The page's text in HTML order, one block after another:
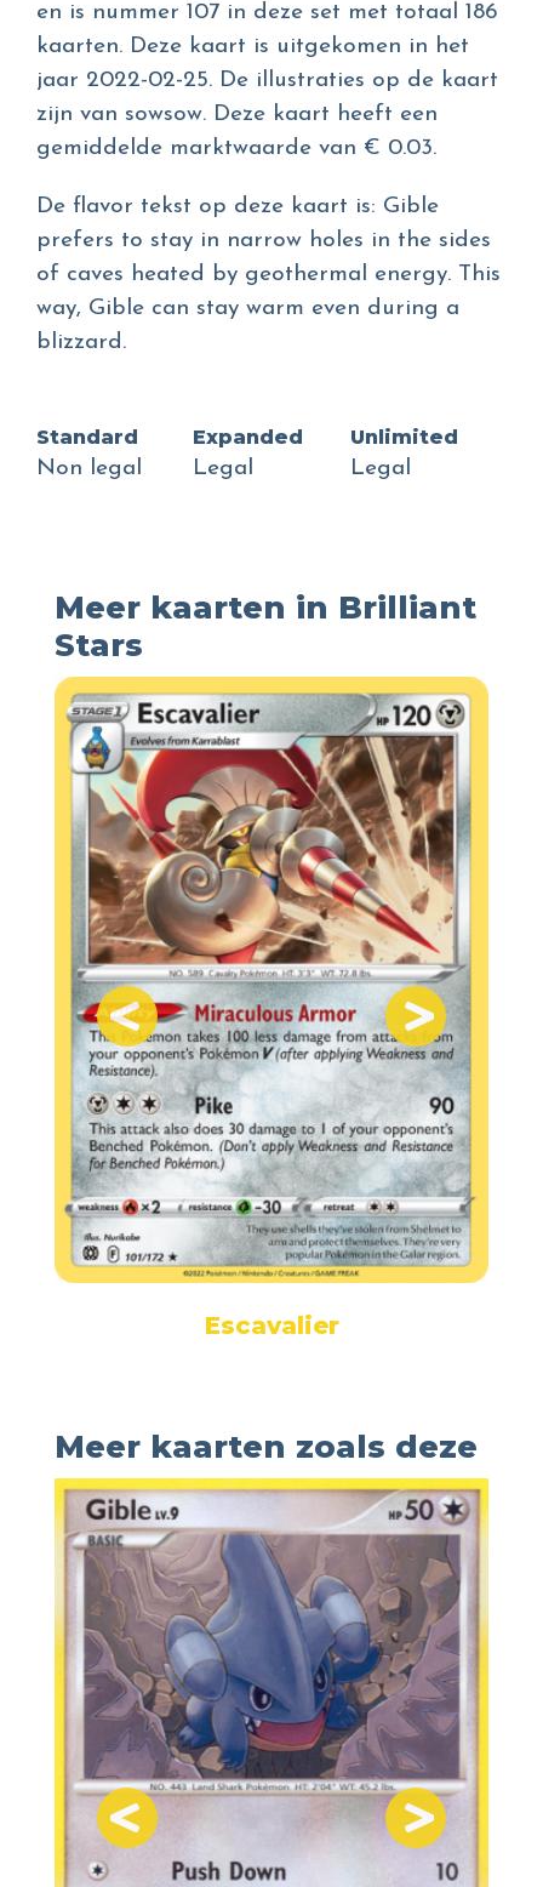
en is nummer 107 in deze set met totaal 186
kaarten. Deze kaart is uitgekomen in het
jaar 2022-02-25. De illustraties op de kaart
zijn van sowsow. Deze kaart heeft een
gemiddelde marktwaarde van € 0.03.
De flavor tekst op deze kaart is: Gible
prefers to stay in narrow holes in the sides
of caves heated by geothermal energy. This
way, Gible can stay warm even during a
blizzard.
Standard
Non legal
Expanded
Legal
Unlimited
Legal
Meer kaarten in Brilliant
Stars
Escavalier
Meer kaarten zoals deze